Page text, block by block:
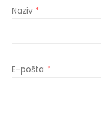
Naziv *
E-pošta *